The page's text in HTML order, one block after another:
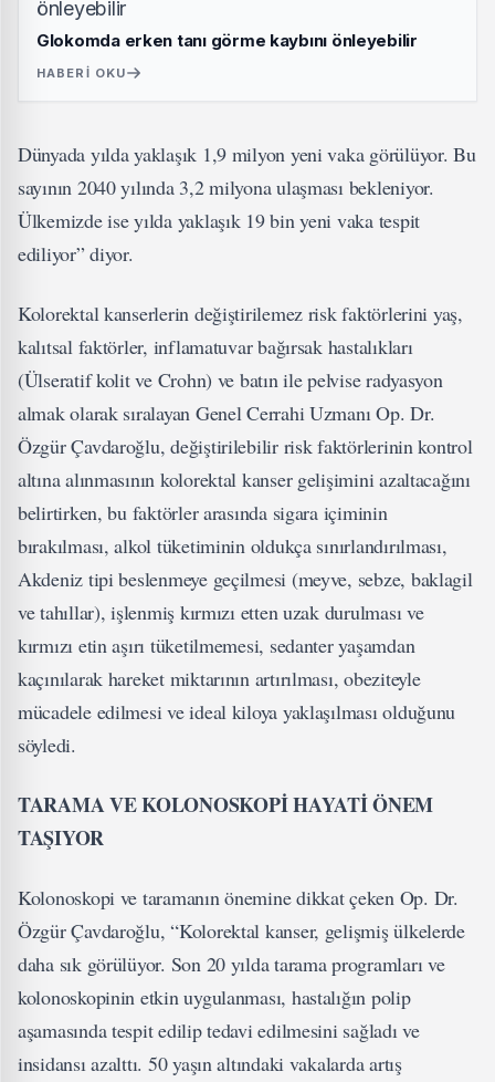
Glokomda erken tanı görme kaybını önleyebilir
HABERI OKU
Dünyada yılda yaklaşık 1,9 milyon yeni vaka görülüyor. Bu
sayının 2040 yılında 3,2 milyona ulaşması bekleniyor.
Ülkemizde ise yılda yaklaşık 19 bin yeni vaka tespit
ediliyor” diyor.
Kolorektal kanserlerin değiştirilemez risk faktörlerini yaş,
kalıtsal faktörler, inflamatuvar bağırsak hastalıkları
(Ülseratif kolit ve Crohn) ve batın ile pelvise radyasyon
almak olarak sıralayan Genel Cerrahi Uzmanı Op. Dr.
Özgür Çavdaroğlu, değiştirilebilir risk faktörlerinin kontrol
altına alınmasının kolorektal kanser gelişimini azaltacağını
belirtirken, bu faktörler arasında sigara içiminin
bırakılması, alkol tüketiminin oldukça sınırlandırılması,
Akdeniz tipi beslenmeye geçilmesi (meyve, sebze, baklagil
ve tahıllar), işlenmiş kırmızı etten uzak durulması ve
kırmızı etin aşırı tüketilmemesi, sedanter yaşamdan
kaçınılarak hareket miktarının artırılması, obeziteyle
mücadele edilmesi ve ideal kiloya yaklaşılması olduğunu
söyledi.
TARAMA VE KOLONOSKOPİ HAYATİ ÖNEM
TAŞIYOR
Kolonoskopi ve taramanın önemine dikkat çeken Op. Dr.
Özgür Çavdaroğlu, “Kolorektal kanser, gelişmiş ülkelerde
daha sık görülüyor. Son 20 yılda tarama programları ve
kolonoskopinin etkin uygulanması, hastalığın polip
aşamasında tespit edilip tedavi edilmesini sağladı ve
insidansı azalttı. 50 yaşın altındaki vakalarda artış